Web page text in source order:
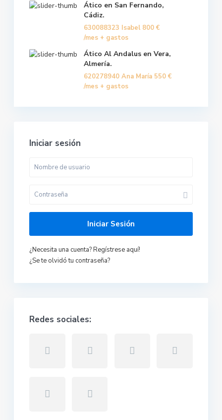
Ático en San Fernando,
Cádiz.
630088323 Isabel 800 €
/mes + gastos
Ático Al Andalus en Vera,
Almería.
620278940 Ana María 550 €
/mes + gastos
Iniciar sesión
Iniciar Sesión
¿Necesita una cuenta? Regístrese aquí!
¿Se te olvidó tu contraseña?
Redes sociales: